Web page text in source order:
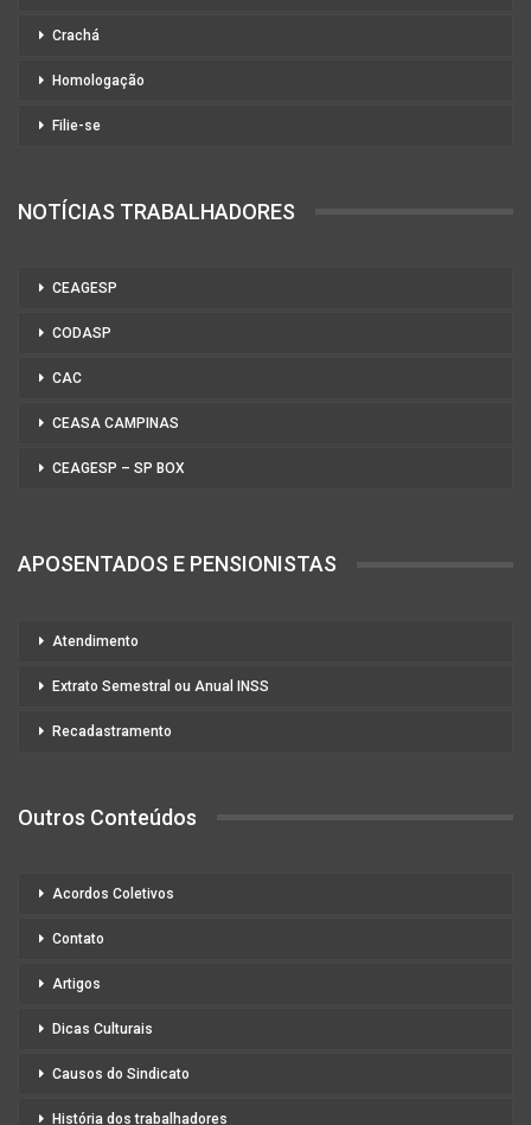
Crachá
Homologação
Filie-se
NOTÍCIAS TRABALHADORES
CEAGESP
CODASP
CAC
CEASA CAMPINAS
CEAGESP – SP BOX
APOSENTADOS E PENSIONISTAS
Atendimento
Extrato Semestral ou Anual INSS
Recadastramento
Outros Conteúdos
Acordos Coletivos
Contato
Artigos
Dicas Culturais
Causos do Sindicato
História dos trabalhadores